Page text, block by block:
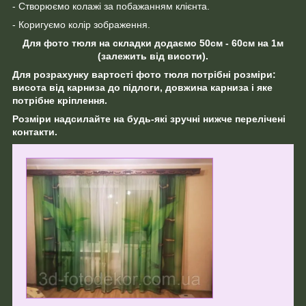
- Створюємо колажі за побажанням клієнта.
- Коригуємо колір зображення.
Для фото тюля на складки додаємо 50см - 60см на 1м
(залежить від висоти).
Для розрахунку вартості фото тюля потрібні розміри:
висота від карниза до підлоги, довжина карниза і яке
потрібне кріплення.
Розміри надсилайте на будь-які зручні нижче перелічені
контакти.